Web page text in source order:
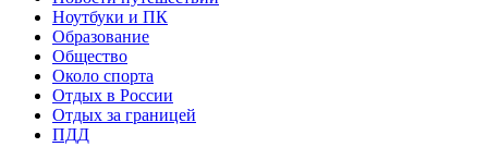
Ноутбуки и ПК
Образование
Общество
Около спорта
Отдых в России
Отдых за границей
ПДД